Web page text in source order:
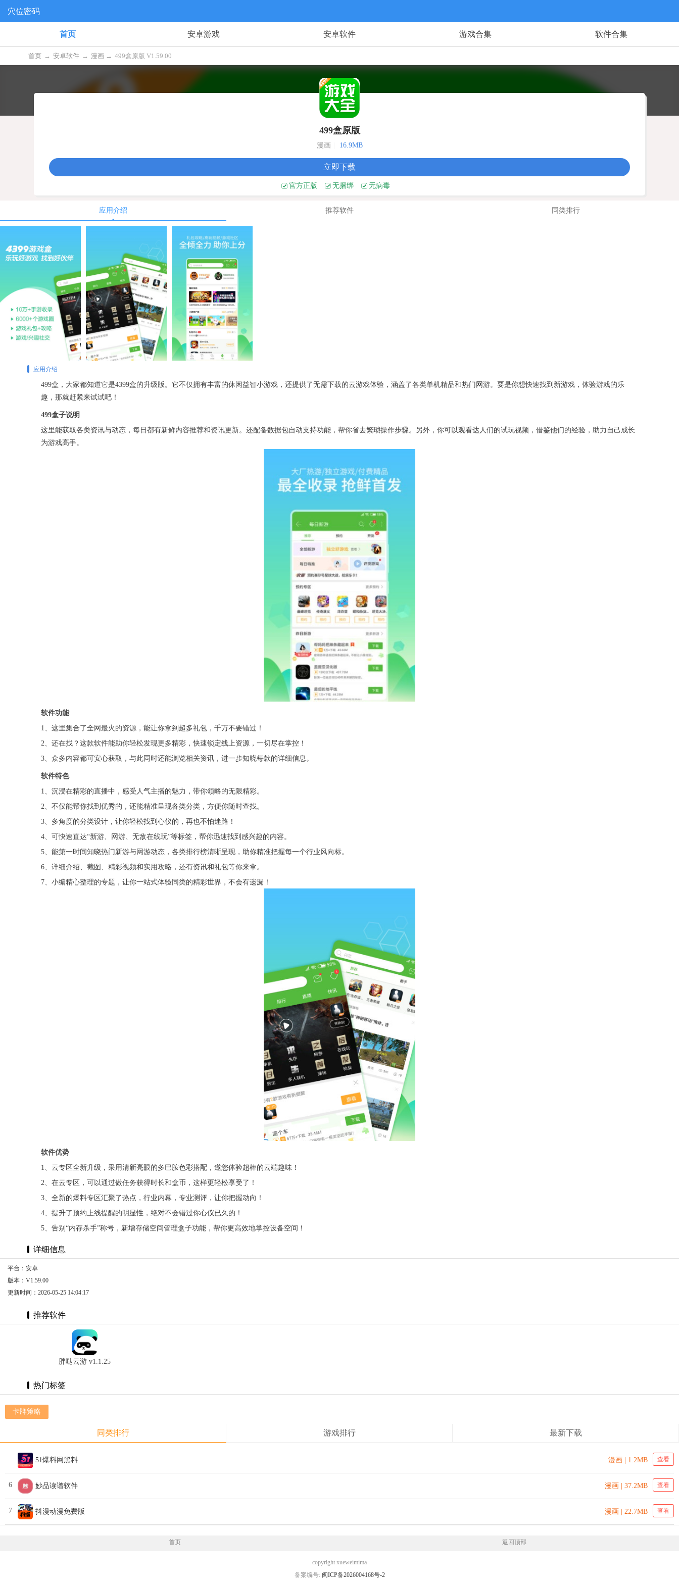
穴位密码
首页 安卓游戏 安卓软件 游戏合集 软件合集
首页 → 安卓软件 → 漫画 → 499盒原版 V1.59.00
499盒原版
漫画 16.9MB
立即下载
官方正版 无捆绑 无病毒
应用介绍 推荐软件 同类排行
应用介绍
499盒，大家都知道它是4399盒的升级版。它不仅拥有丰富的休闲益智小游戏，还提供了无需下载的云游戏体验，涵盖了各类单机精品和热门网游。要是你想快速找到新游戏，体验游戏的乐
趣，那就赶紧来试试吧！
499盒子说明
这里能获取各类资讯与动态，每日都有新鲜内容推荐和资讯更新。还配备数据包自动支持功能，帮你省去繁琐操作步骤。另外，你可以观看达人们的试玩视频，借鉴他们的经验，助力自己成长
为游戏高手。
软件功能
1、这里集合了全网最火的资源，能让你拿到超多礼包，千万不要错过！
2、还在找？这款软件能助你轻松发现更多精彩，快速锁定线上资源，一切尽在掌控！
3、众多内容都可安心获取，与此同时还能浏览相关资讯，进一步知晓每款的详细信息。
软件特色
1、沉浸在精彩的直播中，感受人气主播的魅力，带你领略的无限精彩。
2、不仅能帮你找到优秀的，还能精准呈现各类分类，方便你随时查找。
3、多角度的分类设计，让你轻松找到心仪的，再也不怕迷路！
4、可快速直达“新游、网游、无敌在线玩”等标签，帮你迅速找到感兴趣的内容。
5、能第一时间知晓热门新游与网游动态，各类排行榜清晰呈现，助你精准把握每一个行业风向标。
6、详细介绍、截图、精彩视频和实用攻略，还有资讯和礼包等你来拿。
7、小编精心整理的专题，让你一站式体验同类的精彩世界，不会有遗漏！
软件优势
1、云专区全新升级，采用清新亮眼的多巴胺色彩搭配，邀您体验超棒的云端趣味！
2、在云专区，可以通过做任务获得时长和盒币，这样更轻松享受了！
3、全新的爆料专区汇聚了热点，行业内幕，专业测评，让你把握动向！
4、提升了预约上线提醒的明显性，绝对不会错过你心仪已久的！
5、告别“内存杀手”称号，新增存储空间管理盒子功能，帮你更高效地掌控设备空间！
详细信息
平台：安卓
版本：V1.59.00
更新时间：2026-05-25 14:04:17
推荐软件
胖哒云游 v1.1.25
热门标签
卡牌策略
同类排行 游戏排行 最新下载
51爆料网黑料 漫画 | 1.2MB 查看
6 妙品读谱软件 漫画 | 37.2MB 查看
7 抖漫动漫免费版 漫画 | 22.7MB 查看
首页 返回顶部
copyright xueweimima
备案编号: 闽ICP备2026004168号-2